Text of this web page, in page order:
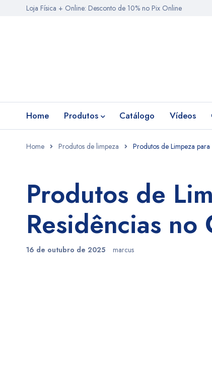
Loja Física + Online: Desconto de 10% no Pix Online
Home Produtos Catálogo Vídeos
Home Produtos de limpeza Produtos de Limpeza
Produtos de
Residências no
16 de outubro de 2025 marcus